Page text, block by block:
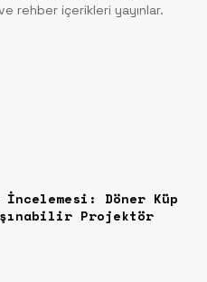
rehber içerikleri yayınlar.
İncelemesi: Döner Küp
Projektör